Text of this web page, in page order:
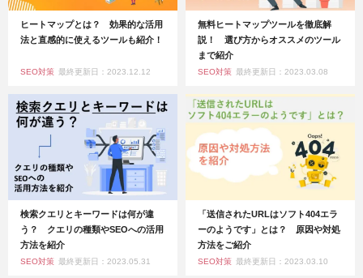
ヒートマップとは？ 効果的な活用
法と直感的に使えるツールも紹介！
SEO対策 最終更新日：2023.12.12
無料ヒートマップツールを徹底解
説！ 選び方からオススメのツール
まで紹介
SEO対策 最終更新日：2023.03.08
検索クエリとキーワードは何が違
う？ クエリの種類やSEOへの活用
方法を紹介
SEO対策 最終更新日：2023.05.31
「送信されたURLはソフト404エラ
ーのようです」とは？ 原因や対処
方法をご紹介
SEO対策 最終更新日：2023.03.10